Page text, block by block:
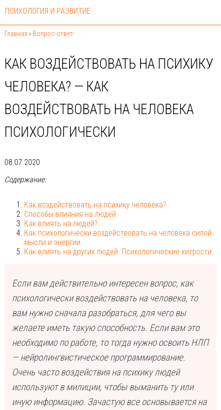
ПСИХОЛОГИЯ И РАЗВИТИЕ
Главная › Вопрос-ответ
КАК ВОЗДЕЙСТВОВАТЬ НА ПСИХИКУ
ЧЕЛОВЕКА? — КАК
ВОЗДЕЙСТВОВАТЬ НА ЧЕЛОВЕКА
ПСИХОЛОГИЧЕСКИ
08.07.2020
Содержание:
Как воздействовать на психику человека?
Способы влияния на людей
Как влиять на людей?
Как психологически воздействовать на человека силой
мысли и энергии
Как влиять на других людей. Психологические хитрости.
Если вам действительно интересен вопрос, как
психологически воздействовать на человека, то
вам нужно сначала разобраться, для чего вы
желаете иметь такую способность. Если вам это
необходимо по работе, то тогда нужно освоить НЛП
— нейролингвистическое программирование.
Очень часто воздействия на психику людей
используют в милиции, чтобы выманить ту или
иную информацию. Зачастую все основывается на